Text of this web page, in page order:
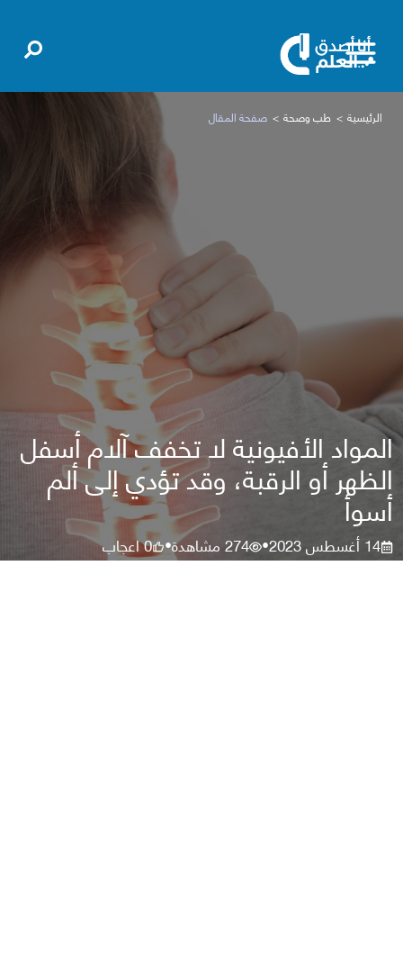
الرئيسية طب وصحة صفحة المقال
المواد الأفيونية لا تخفف آلام أسفل
الظهر أو الرقبة، وقد تؤدي إلى ألم
أسوأ
14 أغسطس 2023 •
274مشاهدة•
0اعجاب